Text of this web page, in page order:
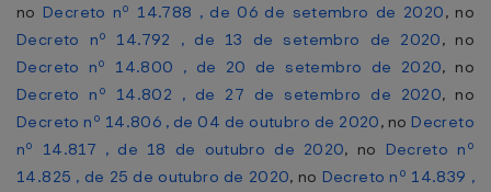
no Decreto nº 14.788 , de 06 de setembro de 2020, no
Decreto nº 14.792 , de 13 de setembro de 2020, no
Decreto nº 14.800 , de 20 de setembro de 2020, no
Decreto nº 14.802 , de 27 de setembro de 2020, no
Decreto nº 14.806 , de 04 de outubro de 2020, no Decreto
nº 14.817 , de 18 de outubro de 2020, no Decreto nº
14.825 , de 25 de outubro de 2020, no Decreto nº 14.839 ,